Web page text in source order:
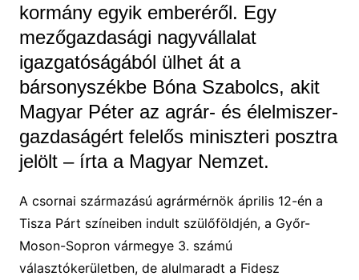
kormány egyik emberéről. Egy
mezőgazdasági nagyvállalat
igazgatóságából ülhet át a
bársonyszékbe Bóna Szabolcs, akit
Magyar Péter az agrár- és élelmiszer-
gazdaságért felelős miniszteri posztra
jelölt – írta a Magyar Nemzet.
A csornai származású agrármérnök április 12-én a
Tisza Párt színeiben indult szülőföldjén, a Győr-
Moson-Sopron vármegye 3. számú
választókerületben, de alulmaradt a Fidesz